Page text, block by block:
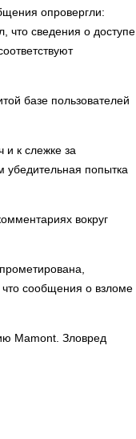
опровергли:
что сведения о доступе
базе пользователей
и к слежке за
убедительная попытка
вокруг
сообщения о взломе
Mamont. Зловред